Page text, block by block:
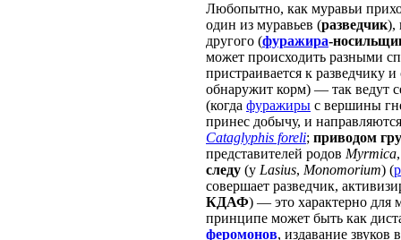
Любопытно, как муравьи
один из муравьев (разведчик),
другого (фуражира-
может происходить разными
пристраивается к разведчику
обнаружит корм) — так ведут
(когда фуражиры с вершины
принес добычу, и
Cataglyphis foreli; приводом
представителей родов Myrmica
следу (у Lasius, Monomorium) (
совершает разведчик,
КДАФ) — это характерно для
принципе может быть как
феромонов, издавание звуков